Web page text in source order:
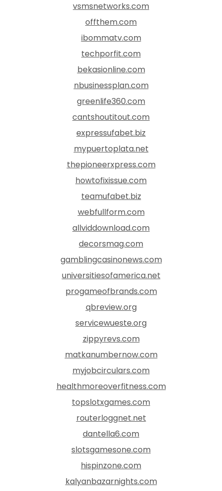
vsmsnetworks.com
offthem.com
ibommatv.com
techporfit.com
bekasionline.com
nbusinessplan.com
greenlife360.com
cantshoutitout.com
expressufabet.biz
mypuertoplata.net
thepioneerxpress.com
howtofixissue.com
teamufabet.biz
webfullform.com
allviddownload.com
decorsmag.com
gamblingcasinonews.com
universitiesofamerica.net
progameofbrands.com
qbreview.org
servicewueste.org
zippyrevs.com
matkanumbernow.com
myjobcirculars.com
healthmoreoverfitness.com
topslotxgames.com
routerloggnet.net
dantella6.com
slotsgamesone.com
hispinzone.com
kalyanbazarnights.com